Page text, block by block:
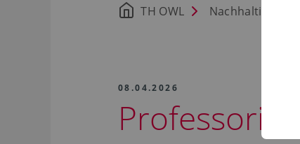
TH OWL Nachhaltigkeit
08.04.2026
Professorin